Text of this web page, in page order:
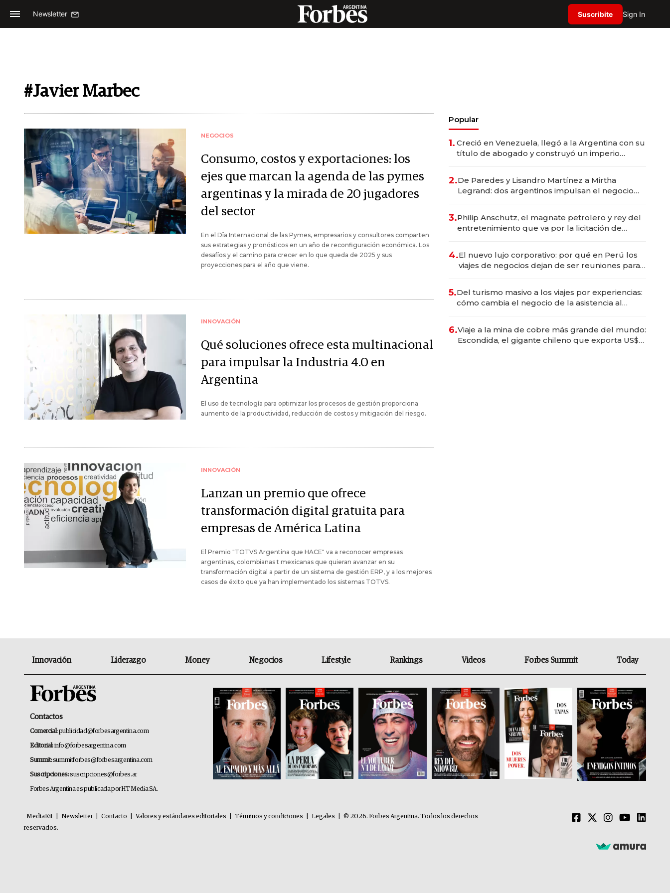
Newsletter Suscribite Sign In
#Javier Marbec
NEGOCIOS
Consumo, costos y exportaciones: los
ejes que marcan la agenda de las pymes
argentinas y la mirada de 20 jugadores
del sector
En el Dïa Internacional de las Pymes, empresarios y consultores comparten
sus estrategias y pronósticos en un año de reconfiguración económica. Los
desafíos y el camino para crecer en lo que queda de 2025 y sus
proyecciones para el año que viene.
INNOVACIÓN
Qué soluciones ofrece esta multinacional
para impulsar la Industria 4.0 en
Argentina
El uso de tecnología para optimizar los procesos de gestión proporciona
aumento de la productividad, reducción de costos y mitigación del riesgo.
INNOVACIÓN
Lanzan un premio que ofrece
transformación digital gratuita para
empresas de América Latina
El Premio "TOTVS Argentina que HACE" va a reconocer empresas
argentinas, colombianas t mexicanas que quieran avanzar en su
transformación digital a partir de un sistema de gestión ERP, y a los mejores
casos de éxito que ya han implementado los sistemas TOTVS.
Popular
1. Creció en Venezuela, llegó a la Argentina con su
título de abogado y construyó un imperio
2.De Paredes y Lisandro Martínez a Mirtha
Legrand: dos argentinos impulsan el negocio
3.Philip Anschutz, el magnate petrolero y rey del
entretenimiento que va por la licitación de
4.El nuevo lujo corporativo: por qué en Perú los
viajes de negocios dejan de ser reuniones para
5.Del turismo masivo a los viajes por experiencias:
cómo cambia el negocio de la asistencia al
6.Viaje a la mina de cobre más grande del mundo:
Escondida, el gigante chileno que exporta US$
Innovación Liderazgo Money Negocios Lifestyle Rankings Videos Forbes Summit Today
Contactos
Comercial:publicidad@forbesargentina.com
Editorial:info@forbesargentina.com
Summit:summitforbes@forbesargentina.com
Suscripciones:suscripciones@forbes.ar
Forbes Argentina es publicada por HT Media SA.
MediaKit Newsletter Contacto Valores y estándares editoriales Términos y condiciones Legales
© 2026. Forbes Argentina. Todos los derechos
reservados.